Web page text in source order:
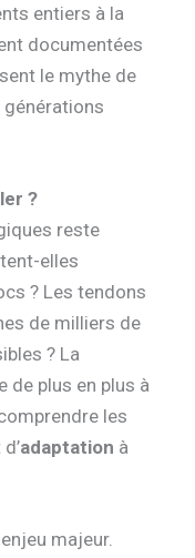
entiers à la
documentées
le mythe de
générations
?
reste
elles
? Les tendons
de milliers de
? La
de plus en plus à
les
adaptation à
majeur.